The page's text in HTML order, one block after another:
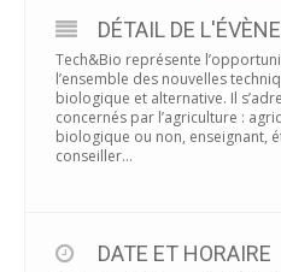
DÉTAIL DE
Tech&Bio représente
l’ensemble des nouvelles
biologique et alternative. Il
concernés par l’agriculture :
biologique ou non, enseignant,
conseiller…
DATE ET HORAIRE